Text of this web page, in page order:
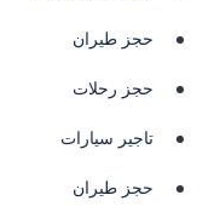
حجز طيران
حجز رحلات
تاجير سيارات
حجز طيران